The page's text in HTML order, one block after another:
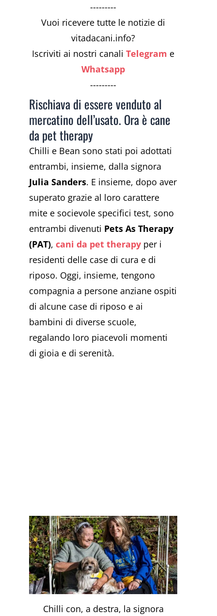
---------
Vuoi ricevere tutte le notizie di
vitadacani.info?
Iscriviti ai nostri canali Telegram e
Whatsapp
---------
Rischiava di essere venduto al
mercatino dell’usato. Ora è cane
da pet therapy
Chilli e Bean sono stati poi adottati
entrambi, insieme, dalla signora
Julia Sanders. E insieme, dopo aver
superato grazie al loro carattere
mite e socievole specifici test, sono
entrambi divenuti Pets As Therapy
(PAT), cani da pet therapy per i
residenti delle case di cura e di
riposo. Oggi, insieme, tengono
compagnia a persone anziane ospiti
di alcune case di riposo e ai
bambini di diverse scuole,
regalando loro piacevoli momenti
di gioia e di serenità.
Chilli con, a destra, la signora